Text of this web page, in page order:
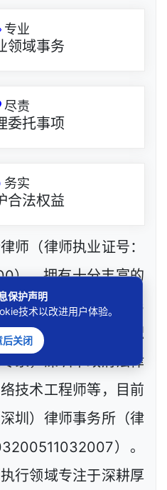
专业
领域事务
尽责
委托事项
务实
合法权益
师（律师执业证号：
），拥有十分丰富的
曾）兼任深圳市人民
区城建部门政府公职
家，深圳市政府法律
技术工程师等，目前
圳）律师事务所（律
）。
行领域专注于深耕厚
保护声明
技术以改进用户体验。
后关闭